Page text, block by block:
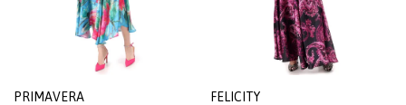
PRIMAVERA
FELICITY